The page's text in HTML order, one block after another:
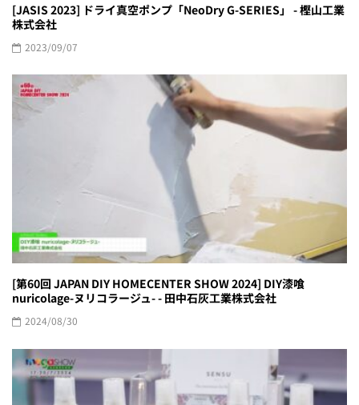
[JASIS 2023] ドライ真空ポンプ「NeoDry G-SERIES」 - 樫山工業
株式会社
2023/09/07
[第60回 JAPAN DIY HOMECENTER SHOW 2024] DIY漆喰
nuricolage-ヌリコラージュ- - 田中石灰工業株式会社
2024/08/30